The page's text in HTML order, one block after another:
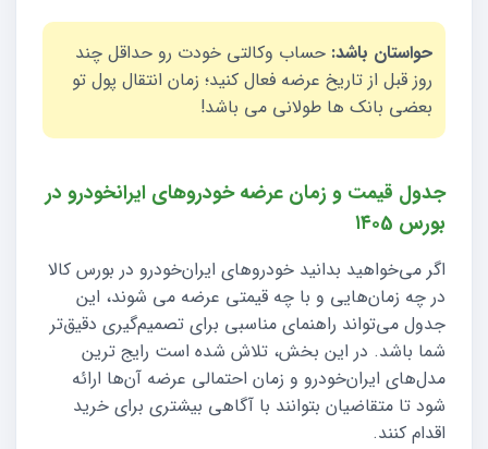
حواستان باشد: حساب وکالتی خودت رو حداقل چند
روز قبل از تاریخ عرضه فعال کنید؛ زمان انتقال پول تو
بعضی بانک‌ ها طولانی می باشد!
جدول قیمت و زمان عرضه خودروهای ایرانخودرو در
بورس ۱۴۰5
اگر می‌خواهید بدانید خودروهای ایران‌خودرو در بورس کالا
در چه زمان‌هایی و با چه قیمتی عرضه می‌ شوند، این
جدول می‌تواند راهنمای مناسبی برای تصمیم‌گیری دقیق‌تر
شما باشد. در این بخش، تلاش شده است رایج‌ ترین
مدل‌های ایران‌خودرو و زمان احتمالی عرضه آن‌ها ارائه
شود تا متقاضیان بتوانند با آگاهی بیشتری برای خرید
اقدام کنند.